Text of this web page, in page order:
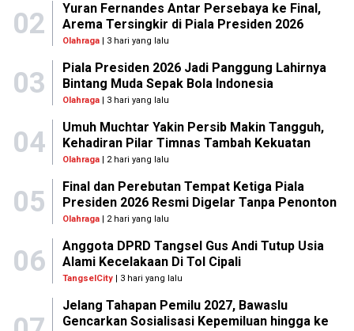
02
Yuran Fernandes Antar Persebaya ke Final,
Arema Tersingkir di Piala Presiden 2026
Olahraga| 3 hari yang lalu
03
Piala Presiden 2026 Jadi Panggung Lahirnya
Bintang Muda Sepak Bola Indonesia
Olahraga| 3 hari yang lalu
04
Umuh Muchtar Yakin Persib Makin Tangguh,
Kehadiran Pilar Timnas Tambah Kekuatan
Olahraga| 2 hari yang lalu
05
Final dan Perebutan Tempat Ketiga Piala
Presiden 2026 Resmi Digelar Tanpa Penonton
Olahraga| 2 hari yang lalu
06
Anggota DPRD Tangsel Gus Andi Tutup Usia
Alami Kecelakaan Di Tol Cipali
TangselCity| 3 hari yang lalu
Jelang Tahapan Pemilu 2027, Bawaslu
Gencarkan Sosialisasi Kepemiluan hingga ke